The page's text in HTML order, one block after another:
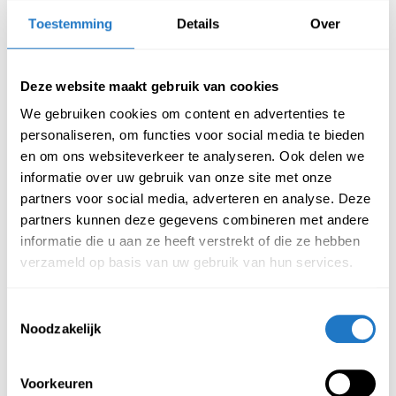
Toestemming Details Over
Deze website maakt gebruik van cookies
We gebruiken cookies om content en advertenties te
personaliseren, om functies voor social media te bieden
en om ons websiteverkeer te analyseren. Ook delen we
informatie over uw gebruik van onze site met onze
partners voor social media, adverteren en analyse. Deze
partners kunnen deze gegevens combineren met andere
informatie die u aan ze heeft verstrekt of die ze hebben
verzameld op basis van uw gebruik van hun services.
Noodzakelijk
Voorkeuren
Beschrijving
Kenmerken loungepoef Avela –
medium
Modulair ontworpen loungepoe
Uitgerust met verstelbare voetdoppen voor extra
stabiliteit
Leverbaar in drie verschillende afmetingen
Bekleed met luxe teddy stof met een zachte, warme
zitcomfort
Verkrijgbaar in drie stijlvolle kleuren: zwart, beige en